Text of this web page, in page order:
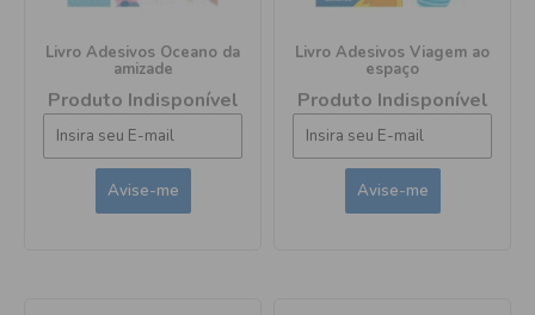
Livro Adesivos Oceano da
amizade
Produto Indisponível
Livro Adesivos Viagem ao
espaço
Produto Indisponível